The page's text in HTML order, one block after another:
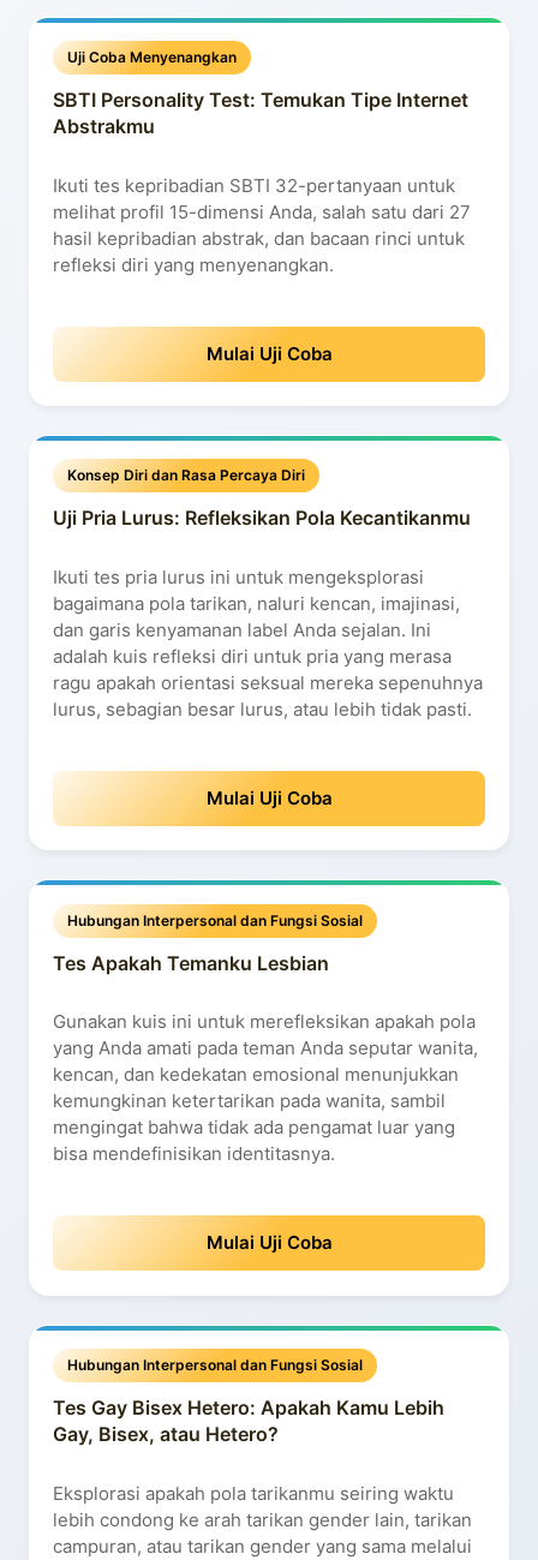
Uji Coba Menyenangkan
SBTI Personality Test: Temukan Tipe Internet
Abstrakmu
Ikuti tes kepribadian SBTI 32-pertanyaan untuk
melihat profil 15-dimensi Anda, salah satu dari 27
hasil kepribadian abstrak, dan bacaan rinci untuk
refleksi diri yang menyenangkan.
Mulai Uji Coba
Konsep Diri dan Rasa Percaya Diri
Uji Pria Lurus: Refleksikan Pola Kecantikanmu
Ikuti tes pria lurus ini untuk mengeksplorasi
bagaimana pola tarikan, naluri kencan, imajinasi,
dan garis kenyamanan label Anda sejalan. Ini
adalah kuis refleksi diri untuk pria yang merasa
ragu apakah orientasi seksual mereka sepenuhnya
lurus, sebagian besar lurus, atau lebih tidak pasti.
Mulai Uji Coba
Hubungan Interpersonal dan Fungsi Sosial
Tes Apakah Temanku Lesbian
Gunakan kuis ini untuk merefleksikan apakah pola
yang Anda amati pada teman Anda seputar wanita,
kencan, dan kedekatan emosional menunjukkan
kemungkinan ketertarikan pada wanita, sambil
mengingat bahwa tidak ada pengamat luar yang
bisa mendefinisikan identitasnya.
Mulai Uji Coba
Hubungan Interpersonal dan Fungsi Sosial
Tes Gay Bisex Hetero: Apakah Kamu Lebih
Gay, Bisex, atau Hetero?
Eksplorasi apakah pola tarikanmu seiring waktu
lebih condong ke arah tarikan gender lain, tarikan
campuran, atau tarikan gender yang sama melalui